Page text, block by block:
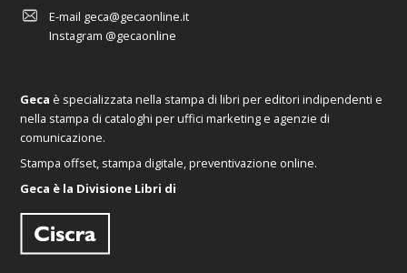
E-mail geca@gecaonline.it
Instagram @gecaonline
Geca è specializzata nella stampa di libri per editori indipendenti e
nella stampa di cataloghi per uffici marketing e agenzie di
comunicazione.
Stampa offset, stampa digitale, preventivazione online.
Geca è la Divisione Libri di